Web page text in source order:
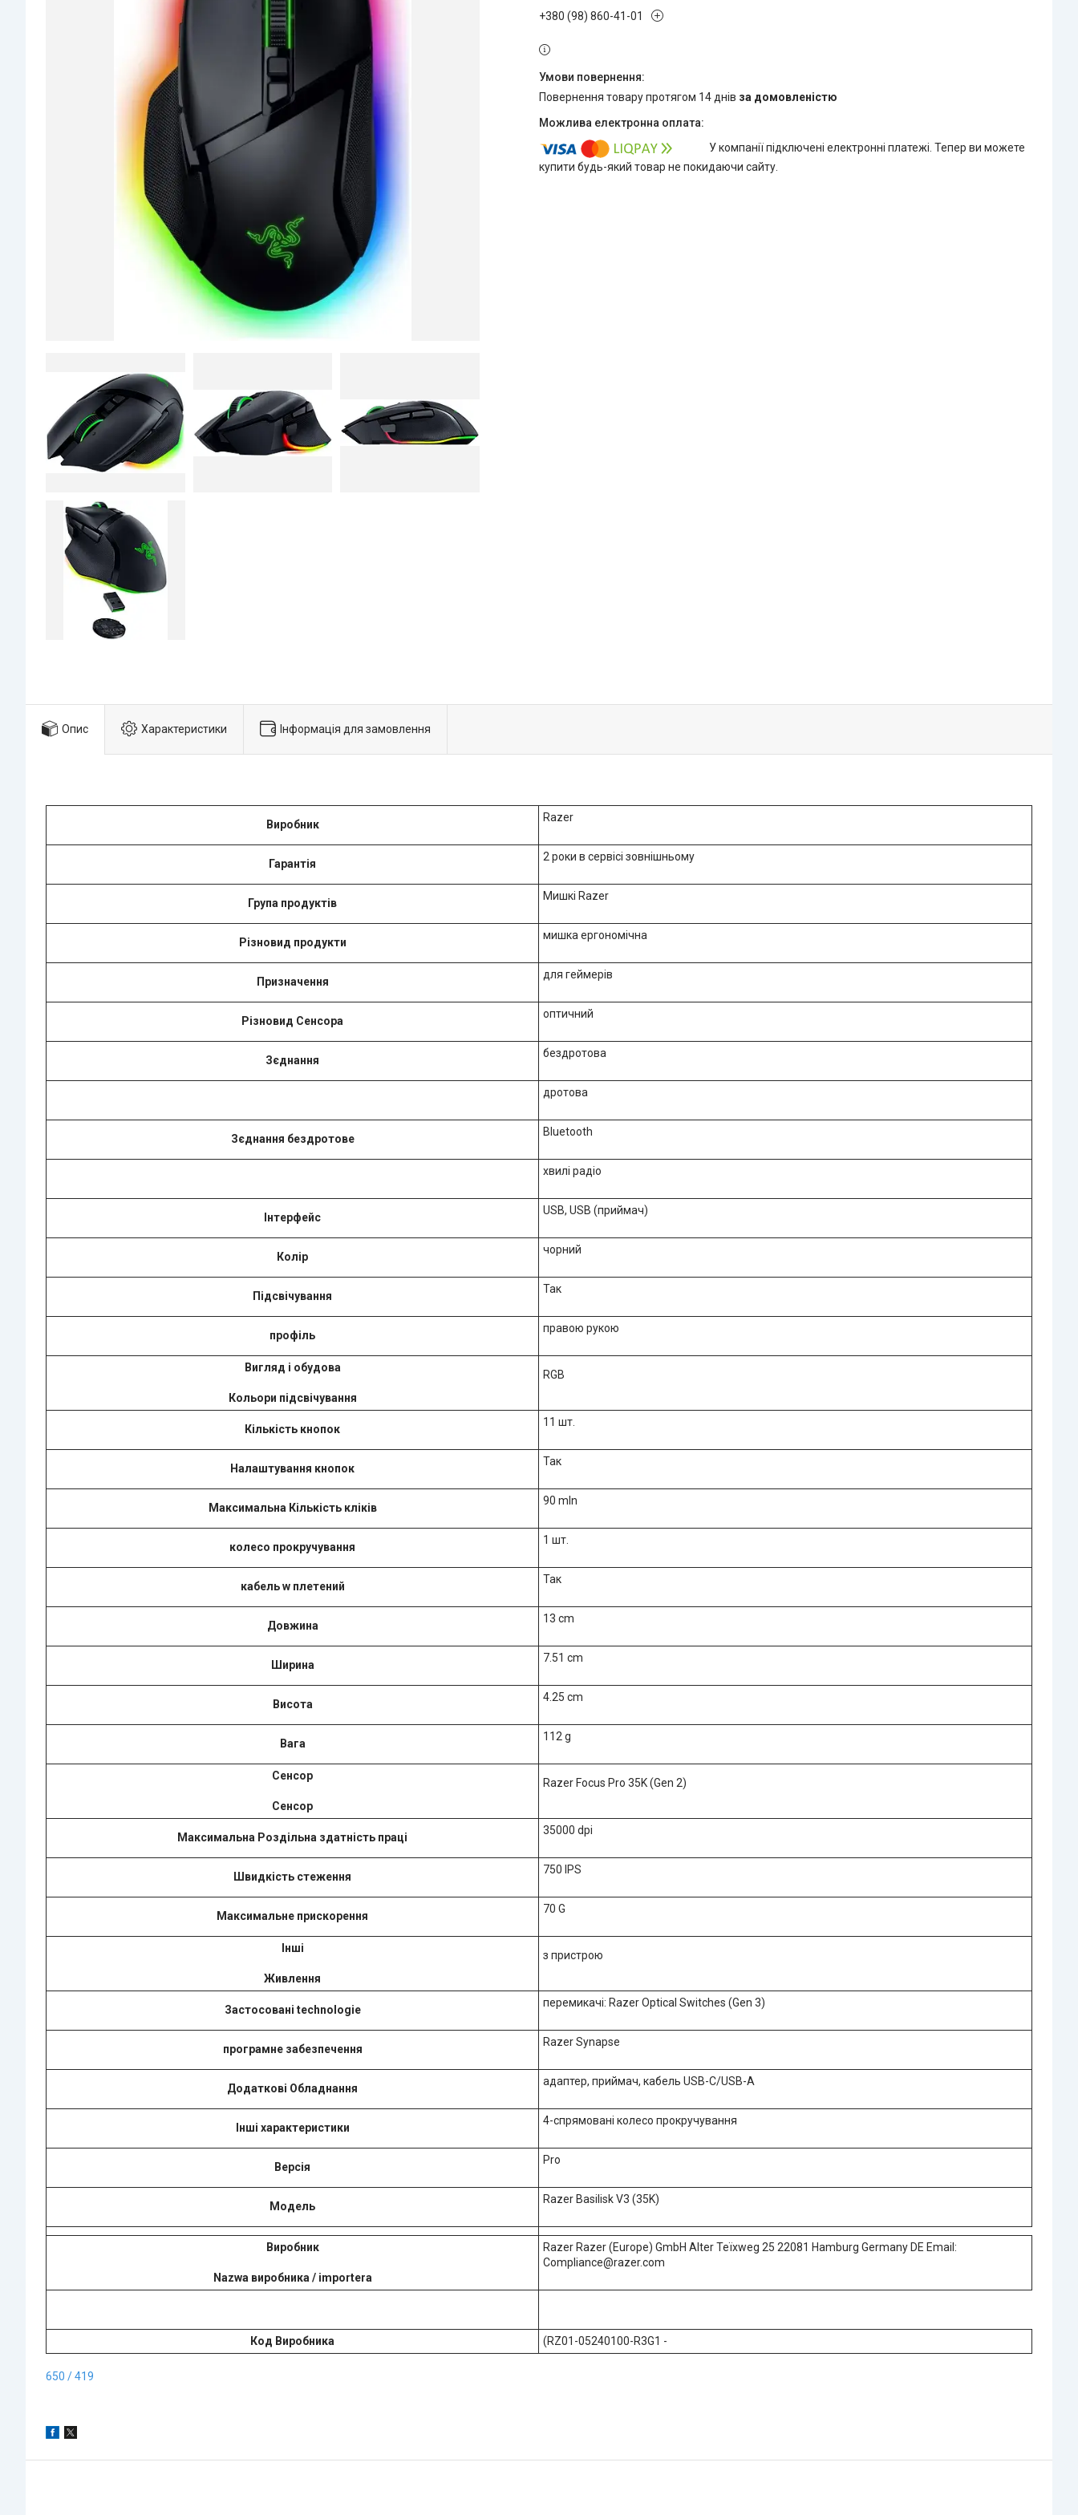
+380 (98) 860-41-01
повернення товару протягом 14 днів за домовленістю
У компанії підключені електронні платежі. Тепер ви можете
купити будь-який товар не покидаючи сайту.
Опис Характеристики Інформація для замовлення
Виробник
Razer
Гарантія
2 роки в сервісі зовнішньому
Група продуктів
Мишкі Razer
Різновид продукти
мишка ергономічна
Призначення
для геймерів
Різновид Сенсорa
оптичний
Зєднання
бездротова
дротова
Зєднання бездротове
Bluetooth
хвилі радіо
Інтерфейс
USB, USB (приймач)
Колір
чорний
Підсвічування
Так
профіль
правою рукою
Вигляд i обудова
Кольори підсвічування
RGB
Кількість кнопок
11 шт.
Налаштування кнопок
Так
Максимальна Кількість кліків
90 mln
колесо прокручування
1 шт.
кабель w плетений
Так
Довжина
13 cm
Ширина
7.51 cm
Висота
4.25 cm
Вага
112 g
Сенсор
Сенсор
Razer Focus Pro 35K (Gen 2)
Максимальна Роздільна здатність праці
35000 dpi
Швидкість стеження
750 IPS
Максимальне прискорення
70 G
Інші
Живлення
з пристрою
Застосовані technologie
перемикачі: Razer Optical Switches (Gen 3)
програмне забезпечення
Razer Synapse
Додаткові Обладнання
адаптер, приймач, кабель USB-C/USB-A
Інші характеристики
4-спрямовані колесо прокручування
Версія
Pro
Модель
Razer Basilisk V3 (35K)
Виробник
Nazwa виробника / importera
Razer Razer (Europe) GmbH Alter Teїхweg 25 22081 Hamburg Germany DE Email:
Compliance@razer.com
Код Виробника (RZ01-05240100-R3G1 -
650 / 419